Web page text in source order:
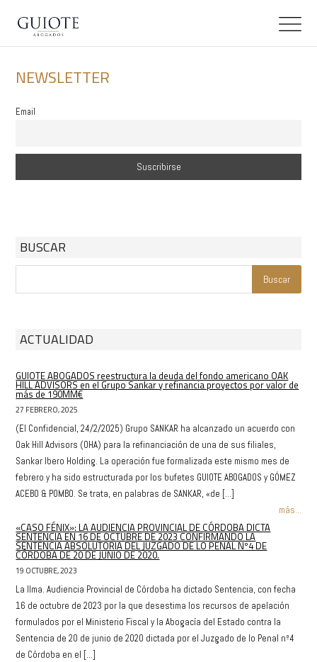
NEWSLETTER
Email
BUSCAR
ACTUALIDAD
GUIOTE ABOGADOS reestructura la deuda del fondo americano OAK
HILL ADVISORS en el Grupo Sankar y refinancia proyectos por valor de
más de 190MM€
27 FEBRERO, 2025
(El Confidencial, 24/2/2025) Grupo SANKAR ha alcanzado un acuerdo con
Oak Hill Advisors (OHA) para la refinanciación de una de sus filiales,
Sankar Ibero Holding. La operación fue formalizada este mismo mes de
febrero y ha sido estructurada por los bufetes GUIOTE ABOGADOS y GÓMEZ
ACEBO & POMBO. Se trata, en palabras de SANKAR, «de […]
más...
«CASO FÉNIX»: LA AUDIENCIA PROVINCIAL DE CÓRDOBA DICTA
SENTENCIA EN 16 DE OCTUBRE DE 2023 CONFIRMANDO LA
SENTENCIA ABSOLUTORIA DEL JUZGADO DE LO PENAL Nº4 DE
CÓRDOBA DE 20 DE JUNIO DE 2020.
19 OCTUBRE, 2023
La Ilma. Audiencia Provincial de Córdoba ha dictado Sentencia, con fecha
16 de octubre de 2023 por la que desestima los recursos de apelación
formulados por el Ministerio Fiscal y la Abogacía del Estado contra la
Sentencia de 20 de junio de 2020 dictada por el Juzgado de lo Penal nº4
de Córdoba en el […]